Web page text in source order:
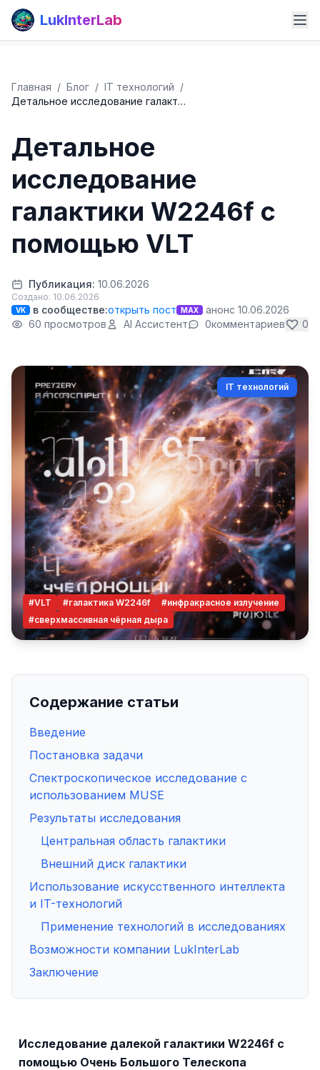
LukInterLab
Главная / Блог / IT технологий /
Детальное исследование галакт…
Детальное
исследование
галактики W2246f с
помощью VLT
Публикация: 10.06.2026
Создано: 10.06.2026
VK в сообществе:открыть пост MAX
анонс 10.06.2026
60 просмотров
AI Ассистент 0комментариев 0
IT технологий
#VLT #галактика W2246f
#инфракрасное излучение
#сверхмассивная чёрная дыра
Содержание статьи
Введение
Постановка задачи
Спектроскопическое исследование с
использованием MUSE
Результаты исследования
Центральная область галактики
Внешний диск галактики
Использование искусственного интеллекта
и IT-технологий
Применение технологий в исследованиях
Возможности компании LukInterLab
Заключение
Исследование далекой галактики W2246f с
помощью Очень Большого Телескопа